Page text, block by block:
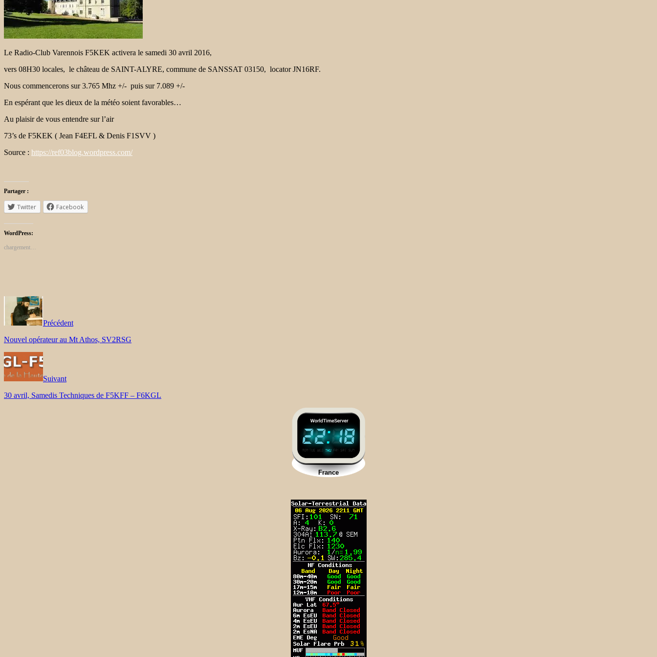
Le Radio-Club Varennois F5KEK activera le samedi 30 avril 2016,
vers 08H30 locales, le château de SAINT-ALYRE, commune de SANSSAT 03150, locator JN16RF.
Nous commencerons sur 3.765 Mhz +/- puis sur 7.089 +/-
En espérant que les dieux de la météo soient favorables…
Au plaisir de vous entendre sur l’air
73’s de F5KEK ( Jean F4EFL & Denis F1SVV )
Source : https://ref03blog.wordpress.com/
Partager :
Twitter Facebook
WordPress:
chargement…
Précédent
Nouvel opérateur au Mt Athos, SV2RSG
Suivant
30 avril, Samedis Techniques de F5KFF – F6KGL